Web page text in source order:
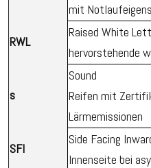
mit
RWL
Raised White
hervorstehende
s
Sound
Reifen mit
Lärmemissionen
SFI
Side Facing
Innenseite bei